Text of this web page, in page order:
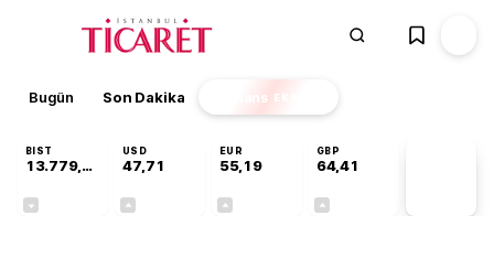
Bugün Son Dakika Finans EKSTRA
BIST
13.779,39
USD
47,71
EUR
55,19
GBP
64,41